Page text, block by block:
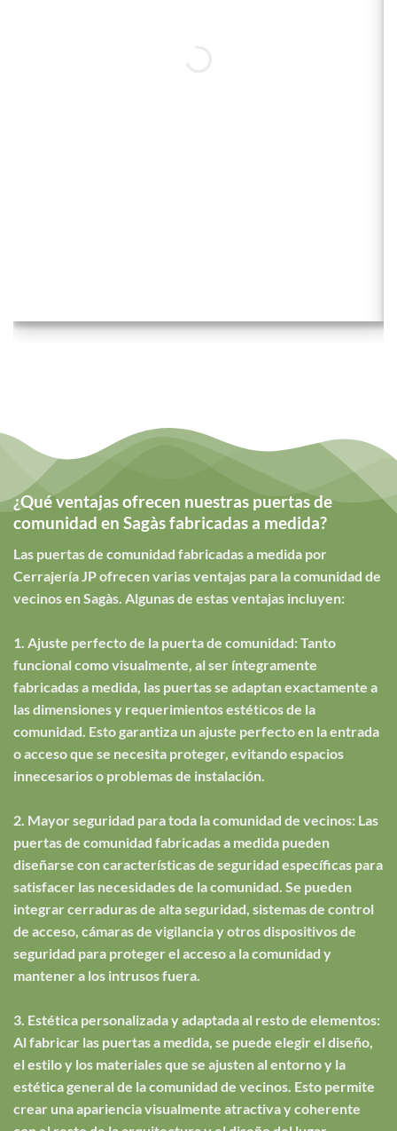
¿Qué ventajas ofrecen nuestras puertas de
comunidad en Sagàs fabricadas a medida?
Las puertas de comunidad fabricadas a medida por
Cerrajería JP ofrecen varias ventajas para la comunidad de
vecinos en Sagàs. Algunas de estas ventajas incluyen:
1. Ajuste perfecto de la puerta de comunidad: Tanto
funcional como visualmente, al ser íntegramente
fabricadas a medida, las puertas se adaptan exactamente a
las dimensiones y requerimientos estéticos de la
comunidad. Esto garantiza un ajuste perfecto en la entrada
o acceso que se necesita proteger, evitando espacios
innecesarios o problemas de instalación.
2. Mayor seguridad para toda la comunidad de vecinos: Las
puertas de comunidad fabricadas a medida pueden
diseñarse con características de seguridad específicas para
satisfacer las necesidades de la comunidad. Se pueden
integrar cerraduras de alta seguridad, sistemas de control
de acceso, cámaras de vigilancia y otros dispositivos de
seguridad para proteger el acceso a la comunidad y
mantener a los intrusos fuera.
3. Estética personalizada y adaptada al resto de elementos:
Al fabricar las puertas a medida, se puede elegir el diseño,
el estilo y los materiales que se ajusten al entorno y la
estética general de la comunidad de vecinos. Esto permite
crear una apariencia visualmente atractiva y coherente